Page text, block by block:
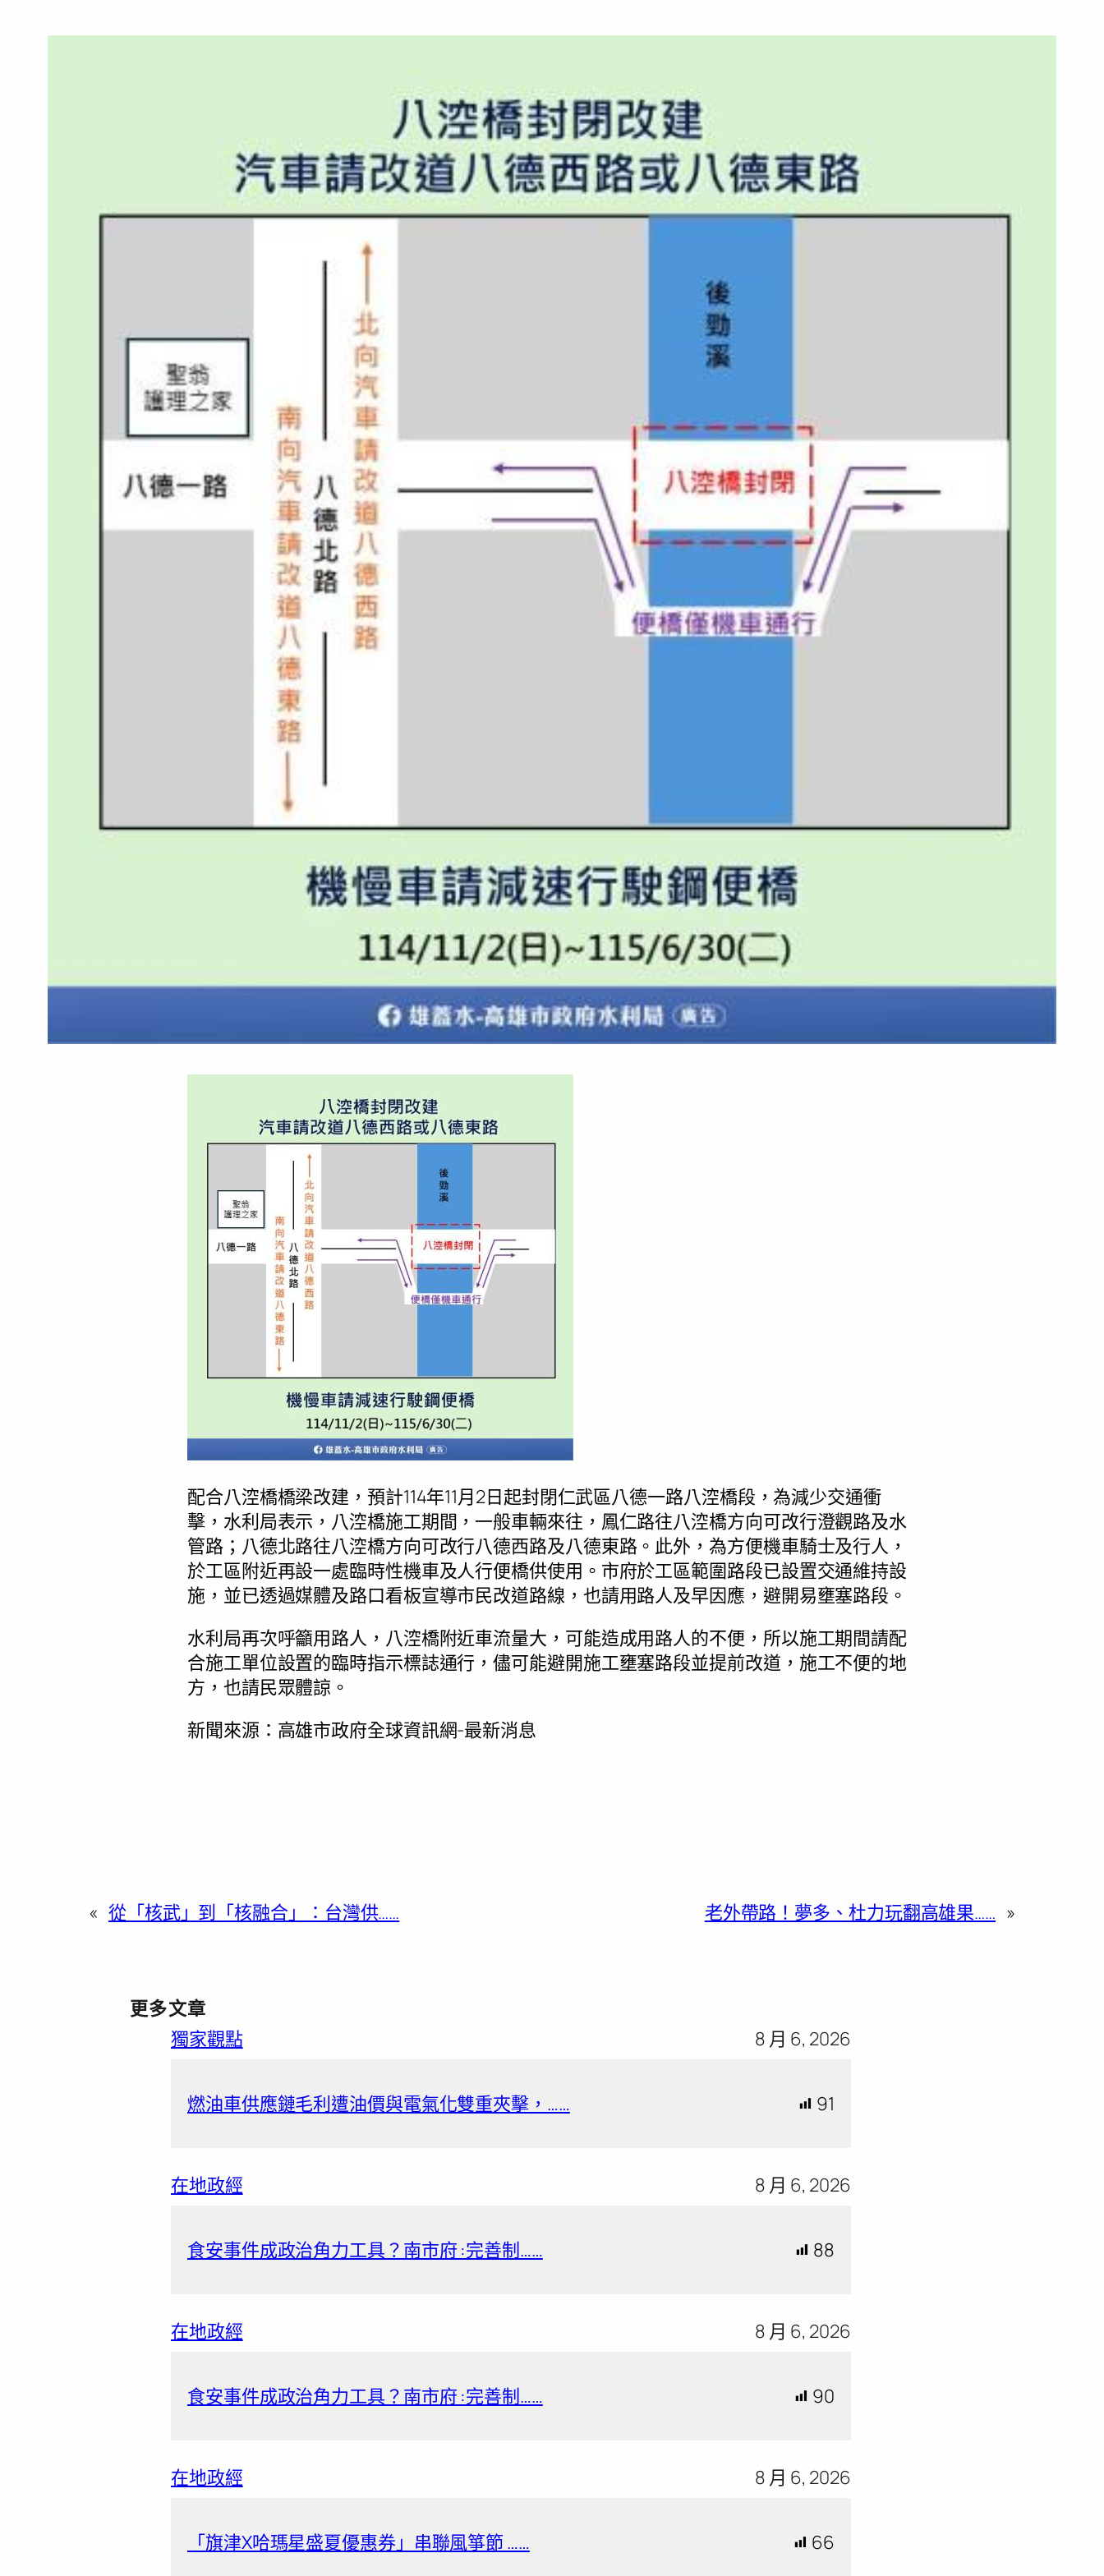
配合八涳橋橋梁改建，預計114年11月2日起封閉仁武區八德一路八涳橋段，為減少交通衝
擊，水利局表示，八涳橋施工期間，一般車輛來往，鳳仁路往八涳橋方向可改行澄觀路及水
管路；八德北路往八涳橋方向可改行八德西路及八德東路。此外，為方便機車騎士及行人，
於工區附近再設一處臨時性機車及人行便橋供使用。市府於工區範圍路段已設置交通維持設
施，並已透過媒體及路口看板宣導市民改道路線，也請用路人及早因應，避開易壅塞路段。
水利局再次呼籲用路人，八涳橋附近車流量大，可能造成用路人的不便，所以施工期間請配
合施工單位設置的臨時指示標誌通行，儘可能避開施工壅塞路段並提前改道，施工不便的地
方，也請民眾體諒。
新聞來源：高雄市政府全球資訊網-最新消息
« 從「核武」到「核融合」：台灣供…… 老外帶路！夢多、杜力玩翻高雄果…… »
更多文章
獨家觀點
8 月 6, 2026
燃油車供應鏈毛利遭油價與電氣化雙重夾擊，…… 91
在地政經 8 月 6, 2026
食安事件成政治角力工具？南市府 :完善制…… 88
在地政經 8 月 6, 2026
食安事件成政治角力工具？南市府 :完善制…… 90
在地政經 8 月 6, 2026
「旗津X哈瑪星盛夏優惠券」串聯風箏節 …… 66